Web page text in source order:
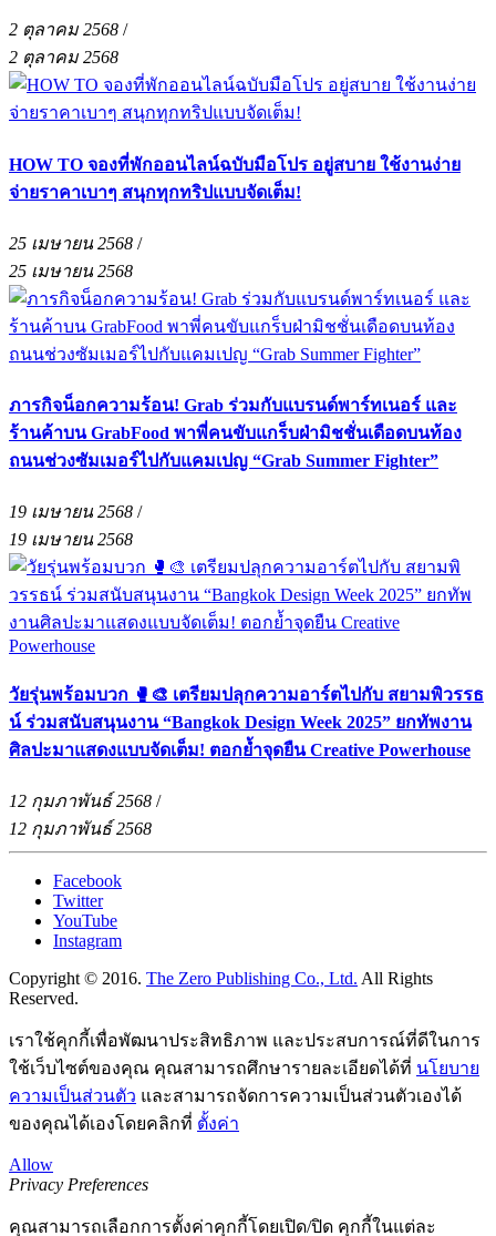
2 ตุลาคม 2568 /
2 ตุลาคม 2568
HOW TO จองที่พักออนไลน์ฉบับมือโปร อยู่สบาย ใช้งานง่าย
จ่ายราคาเบาๆ สนุกทุกทริปแบบจัดเต็ม!
25 เมษายน 2568 /
25 เมษายน 2568
ภารกิจน็อกความร้อน! Grab ร่วมกับแบรนด์พาร์ทเนอร์ และ
ร้านค้าบน GrabFood พาพี่คนขับแกร็บฝ่ามิชชั่นเดือดบนท้อง
ถนนช่วงซัมเมอร์ไปกับแคมเปญ “Grab Summer Fighter”
19 เมษายน 2568 /
19 เมษายน 2568
วัยรุ่นพร้อมบวก 🥊🎨 เตรียมปลุกความอาร์ตไปกับ สยามพิวรรธ
น์ ร่วมสนับสนุนงาน “Bangkok Design Week 2025” ยกทัพงาน
ศิลปะมาแสดงแบบจัดเต็ม! ตอกย้ำจุดยืน Creative Powerhouse
12 กุมภาพันธ์ 2568 /
12 กุมภาพันธ์ 2568
Facebook
Twitter
YouTube
Instagram
Copyright © 2016. The Zero Publishing Co., Ltd. All Rights
Reserved.
เราใช้คุกกี้เพื่อพัฒนาประสิทธิภาพ และประสบการณ์ที่ดีในการ
ใช้เว็บไซต์ของคุณ คุณสามารถศึกษารายละเอียดได้ที่ นโยบาย
ความเป็นส่วนตัว และสามารถจัดการความเป็นส่วนตัวเองได้
ของคุณได้เองโดยคลิกที่ ตั้งค่า
Allow
Privacy Preferences
คุณสามารถเลือกการตั้งค่าคุกกี้โดยเปิด/ปิด คุกกี้ในแต่ละ